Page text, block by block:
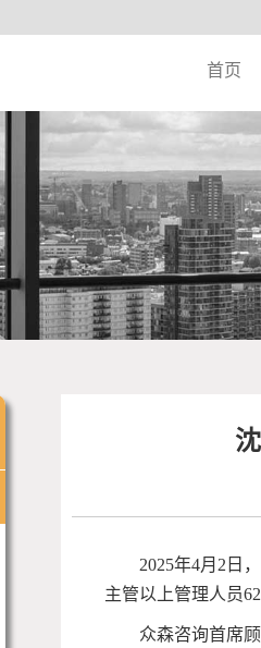
首页
2025年4月2日
主管以上管理人员
众森咨询首席